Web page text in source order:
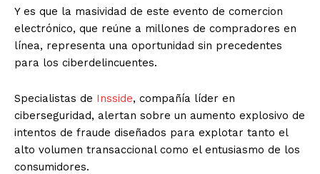
Y es que la masividad de este evento de comercion
electrónico, que reúne a millones de compradores en
línea, representa una oportunidad sin precedentes
para los ciberdelincuentes.
Specialistas de Insside, compañía líder en
ciberseguridad, alertan sobre un aumento explosivo de
intentos de fraude diseñados para explotar tanto el
alto volumen transaccional como el entusiasmo de los
consumidores.